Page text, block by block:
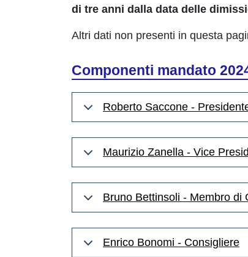
di tre anni dalla data delle
Altri dati non presenti in questa
Componenti mandato
Roberto Saccone -
Maurizio Zanella - Vice
Bruno Bettinsoli - Membro di
Enrico Bonomi - Consigliere